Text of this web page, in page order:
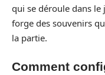
qui se déroule dans le
forge des souvenirs
la partie.
Comment